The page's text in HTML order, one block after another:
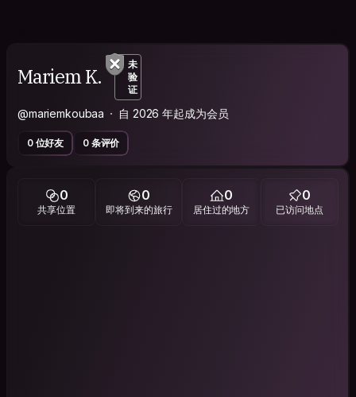
Mariem K.
未
验
证
@mariemkoubaa 自 2026 年起成为会员
0 位好友 0 条评价
0
共享位置
0
即将到来的旅行
0
居住过的地方
0
已访问地点